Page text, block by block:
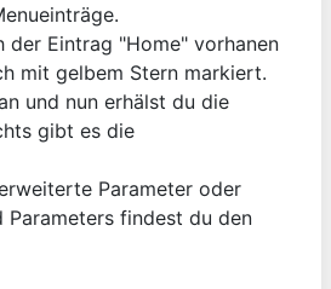
der Eintrag "Home" vorhanen
mit gelbem Stern markiert.
und nun erhälst du die
gibt es die
Parameter oder
Parameters findest du den